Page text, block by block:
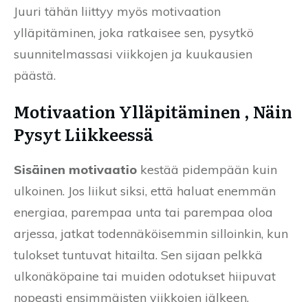
Juuri tähän liittyy myös motivaation
ylläpitäminen, joka ratkaisee sen, pysytkö
suunnitelmassasi viikkojen ja kuukausien
päästä.
Motivaation Ylläpitäminen , Näin
Pysyt Liikkeessä
Sisäinen motivaatio kestää pidempään kuin
ulkoinen. Jos liikut siksi, että haluat enemmän
energiaa, parempaa unta tai parempaa oloa
arjessa, jatkat todennäköisemmin silloinkin, kun
tulokset tuntuvat hitailta. Sen sijaan pelkkä
ulkonäköpaine tai muiden odotukset hiipuvat
nopeasti ensimmäisten viikkojen jälkeen.